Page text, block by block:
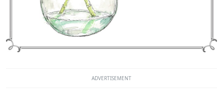
ADVERTISEMENT